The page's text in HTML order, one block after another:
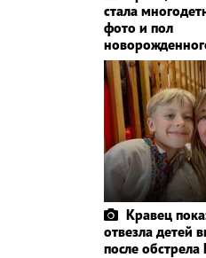
стала
фото и пол
Кравец
отвезла детей
после обстрела